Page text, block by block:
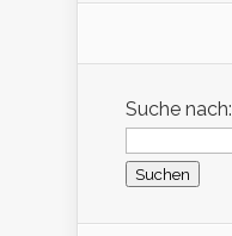
Suche nach: